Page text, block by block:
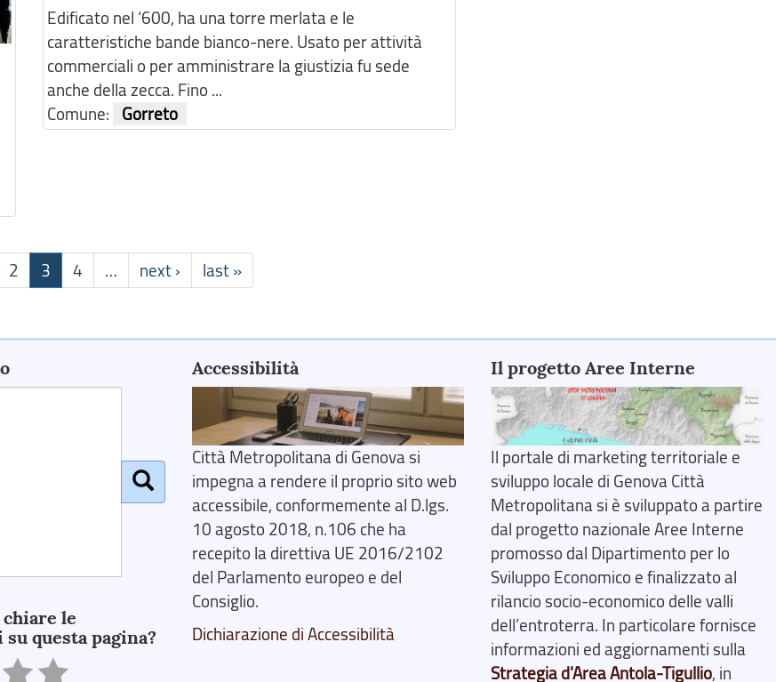
Edificato nel ‘600, ha una torre merlata e le
caratteristiche bande bianco-nere. Usato per attività
commerciali o per amministrare la giustizia fu sede
anche della zecca. Fino ...
Comune:
Gorreto
2 3 4 … next › last »
le
questa pagina?
Accessibilità
Città Metropolitana di Genova si
impegna a rendere il proprio sito web
accessibile, conformemente al D.lgs.
10 agosto 2018, n.106 che ha
recepito la direttiva UE 2016/2102
del Parlamento europeo e del
Consiglio.
Dichiarazione di Accessibilità
Il progetto Aree Interne
Il portale di marketing territoriale e
sviluppo locale di Genova Città
Metropolitana si è sviluppato a partire
dal progetto nazionale Aree Interne
promosso dal Dipartimento per lo
Sviluppo Economico e finalizzato al
rilancio socio-economico delle valli
dell’entroterra. In particolare fornisce
informazioni ed aggiornamenti sulla
Strategia d'Area Antola-Tigullio, in